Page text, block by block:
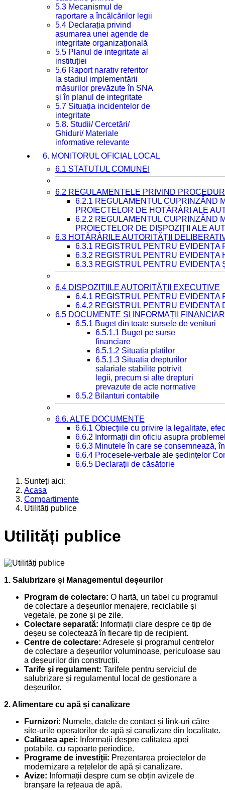
5.3 Mecanismul de
raportare a încălcărilor legii
5.4 Declarația privind
asumarea unei agende de
integritate organizațională
5.5 Planul de integritate al
instituției
5.6 Raport narativ referitor
la stadiul implementării
măsurilor prevăzute în SNA
și în planul de integritate
5.7 Situația incidentelor de
integritate
5.8. Studii/ Cercetări/
Ghiduri/ Materiale
informative relevante
6. MONITORUL OFICIAL LOCAL
6.1 STATUTUL COMUNEI
6.2 REGULAMENTELE PRIVIND
6.2.1 REGULAMENTUL CUPRINZÂND
PROIECTELOR DE HOTĂRÂRI ALE
6.2.2 REGULAMENTUL CUPRINZÂND
PROIECTELOR DE DISPOZIȚII ALE
6.3 HOTĂRÂRILE AUTORITĂȚII
6.3.1 REGISTRUL PENTRU EVIDENȚA
6.3.2 REGISTRUL PENTRU EVIDENȚA
6.3.3 REGISTRUL PENTRU EVIDENȚA
6.4 DISPOZIȚIILE AUTORITĂȚII EXECUTIVE
6.4.1 REGISTRUL PENTRU EVIDENȚA
6.4.2 REGISTRUL PENTRU EVIDENȚA
6.5 DOCUMENTE ȘI INFORMAȚII
6.5.1 Buget din toate sursele de venituri
6.5.1.1 Buget pe surse
financiare
6.5.1.2 Situatia platilor
6.5.1.3 Situatia drepturilor
salariale stabilite potrivit
legii, precum si alte drepturi
prevazute de acte normative
6.5.2 Bilanturi contabile
6.6. ALTE DOCUMENTE
6.6.1 Obiecțiile cu privire la legalitate,
6.6.2 Informații din oficiu asupra
6.6.3 Minutele în care se consemnează,
6.6.4 Procesele-verbale ale ședințelor
6.6.5 Declarații de căsătorie
Sunteți aici:
Acasa
Compartimente
Utilități publice
Utilități publice
1. Salubrizare și Managementul deșeurilor
Program de colectare: O hartă, un tabel cu programul
de colectare a deșeurilor menajere, reciclabile și
vegetale, pe zone și pe zile.
Colectare separată: Informații clare despre ce tip de
deșeu se colectează în fiecare tip de recipient.
Centre de colectare: Adresele și programul centrelor
de colectare a deșeurilor voluminoase, periculoase sau
a deșeurilor din construcții.
Tarife și regulament: Tarifele pentru serviciul de
salubrizare și regulamentul local de gestionare a
deșeurilor.
2. Alimentare cu apă și canalizare
Furnizori: Numele, datele de contact și link-uri către
site-urile operatorilor de apă și canalizare din localitate.
Calitatea apei: Informații despre calitatea apei
potabile, cu rapoarte periodice.
Programe de investiții: Prezentarea proiectelor de
modernizare a rețelelor de apă și canalizare.
Avize: Informații despre cum se obțin avizele de
branșare la rețeaua de apă.